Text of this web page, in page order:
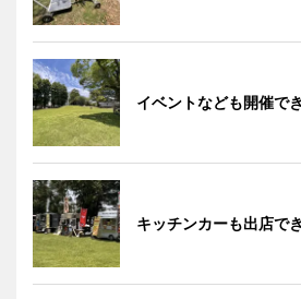
イベントなども開催で
キッチンカーも出店で